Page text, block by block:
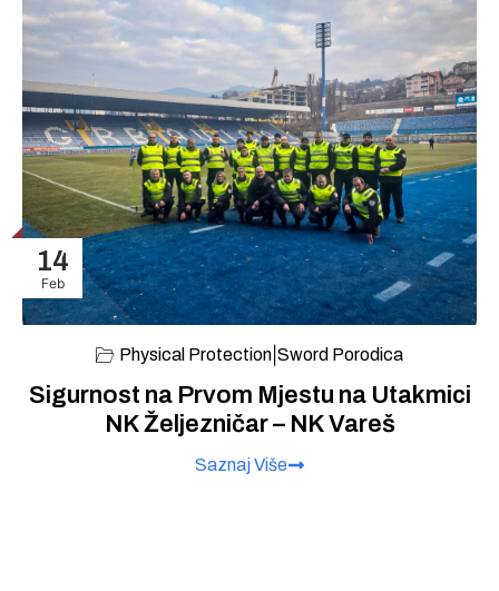
14
Feb
Physical Protection Sword Porodica
Sigurnost na Prvom Mjestu na Utakmici
NK Željezničar – NK Vareš
Saznaj Više